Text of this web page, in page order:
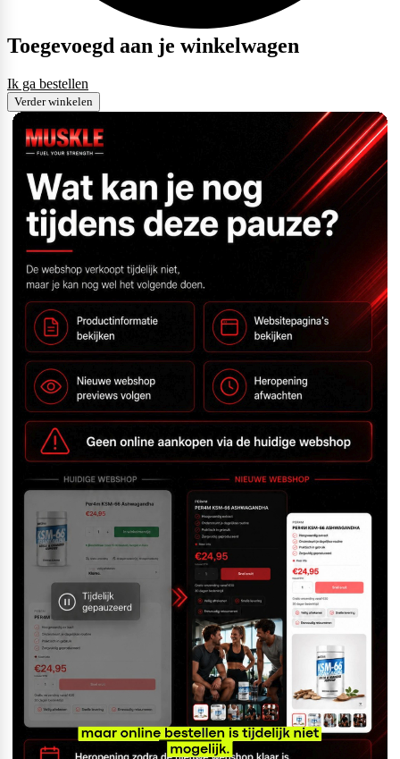
Toegevoegd aan je winkelwagen
Ik ga bestellen
Verder winkelen